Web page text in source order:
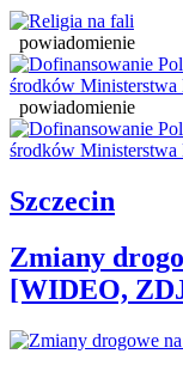
powiadomienie
powiadomienie
Szczecin
Zmiany
[WIDEO,